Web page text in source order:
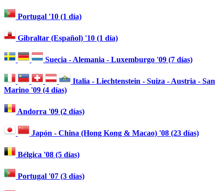
Portugal '10 (1 día)
Gibraltar (Español) '10 (1 día)
Suecia - Alemania - Luxemburgo '09 (7 días)
Italia - Liechtenstein - Suiza - Austria - San
Marino '09 (4 días)
Andorra '09 (2 días)
Japón - China (Hong Kong & Macao) '08 (23 días)
Bélgica '08 (5 días)
Portugal '07 (3 días)